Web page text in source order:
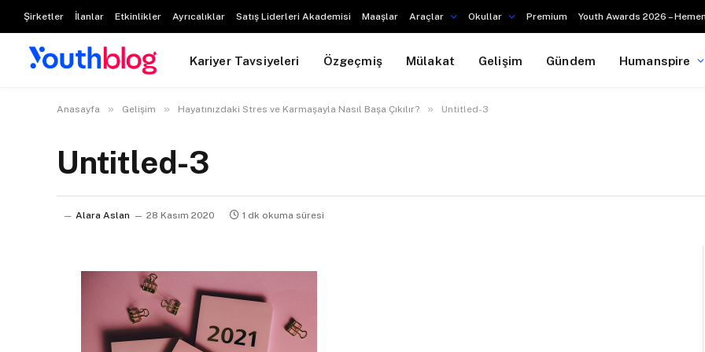
Şirketler İlanlar Etkinlikler Ayrıcalıklar Satış Liderleri Akademisi Maaşlar Araçlar Okullar Premium Youth Awards 2026 –
Kariyer Tavsiyeleri Özgeçmiş Mülakat Gelişim Gündem Humanspire
Anasayfa » Gelişim » Hayatınızdaki Stres ve Karmaşayla Nasıl Başa Çıkılır? » Untitled-3
Untitled-3
Alara Aslan 28 Kasım 2020 1 dk okuma süresi